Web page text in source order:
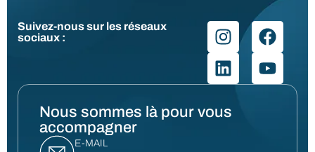
Suivez-nous sur les réseaux
sociaux :
Nous sommes là pour vous
accompagner
E-MAIL